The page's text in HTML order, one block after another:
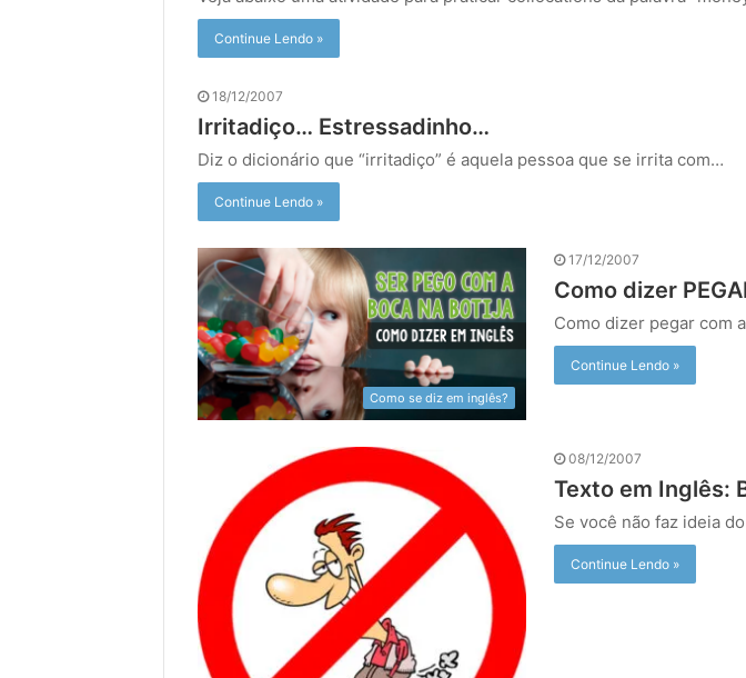
Continue Lendo »
18/12/2007
Irritadiço… Estressadinho…
Diz o dicionário que “irritadiço” é aquela pessoa que se irrita com…
Continue Lendo »
Como se diz em inglês?
17/12/2007
Como dizer
Como dizer pegar com
Continue Lendo »
08/12/2007
Texto em Inglês:
Se você não faz ideia
Continue Lendo »